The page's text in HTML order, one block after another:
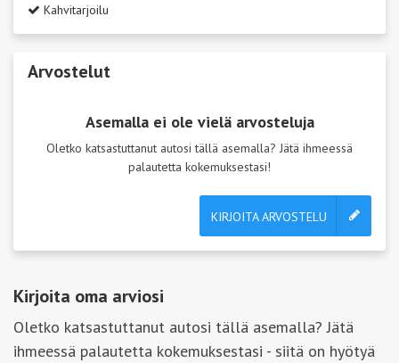
Kahvitarjoilu
Arvostelut
Asemalla ei ole vielä arvosteluja
Oletko katsastuttanut autosi tällä asemalla? Jätä ihmeessä
palautetta kokemuksestasi!
KIRJOITA ARVOSTELU
Kirjoita oma arviosi
Oletko katsastuttanut autosi tällä asemalla? Jätä
ihmeessä palautetta kokemuksestasi - siitä on hyötyä